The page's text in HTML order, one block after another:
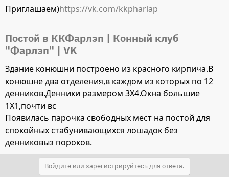
Приглашаем)https://vk.com/kkpharlap
Постой в ККФарлэп | Конный клуб
"Фарлэп" | VK
Здание конюшни построено из красного кирпича.В
конюшне два отделения,в каждом из которых по 12
денников.Денники размером 3Х4.Окна большие
1Х1,почти вс
Появилась парочка свободных мест на постой для
спокойных стабунивающихся лошадок без
денниковыз пороков.
Войдите или зарегистрируйтесь для ответа.